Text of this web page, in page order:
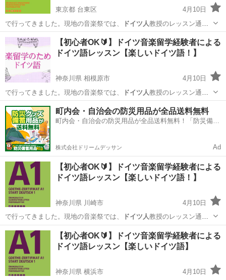
東京都 台東区
4月10日
で行ってきました。現地の音楽祭では、
ドイツ人教授のレッスン通訳
（独→日）を担当し…
東京 台東区 その他 ドイツ語
【初心者OK🔰】ドイツ音楽留学経験者による
ドイツ語レッスン【楽しいドイツ語！】
神奈川県 相模原市
4月10日
で行ってきました。現地の音楽祭では、
ドイツ人教授のレッスン通訳
（独→日）を担当し…
神奈川 相模原市 その他 ドイツ語
町内会・自治会の防災用品が全品送料無料
町内会・自治会の防災用品が全品送料無料！「防災備蓄
株式会社ドリームデッサン Ad
【初心者OK🔰】ドイツ音楽留学経験者による
ドイツ語レッスン【楽しいドイツ語！】
神奈川県 川崎市
4月10日
で行ってきました。現地の音楽祭では、
ドイツ人教授のレッスン通訳
（独→日）を担当し…
神奈川 川崎市 その他語学 ドイツ語
【初心者OK🔰】ドイツ音楽留学経験者による
ドイツ語レッスン【楽しいドイツ語】
神奈川県 横浜市
4月10日